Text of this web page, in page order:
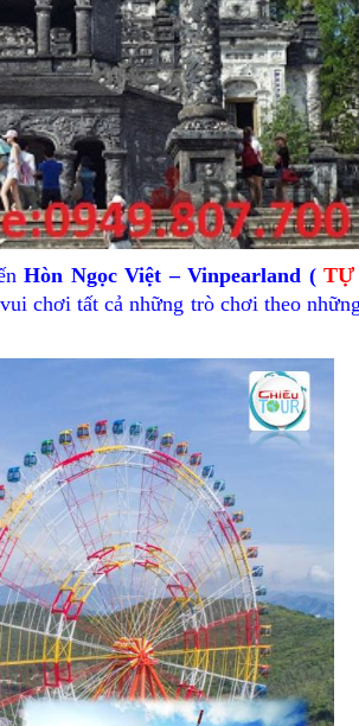
Hòn Ngọc Việt – Vinpearland (TỰ
chơi tất cả những trò chơi theo